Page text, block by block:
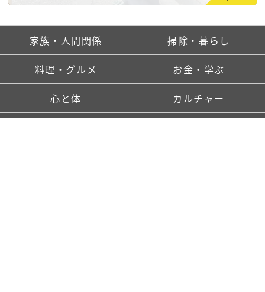
家族・人間関係 掃除・暮らし
料理・グルメ お金・学ぶ
心と体 カルチャー